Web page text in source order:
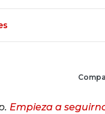
Empieza a